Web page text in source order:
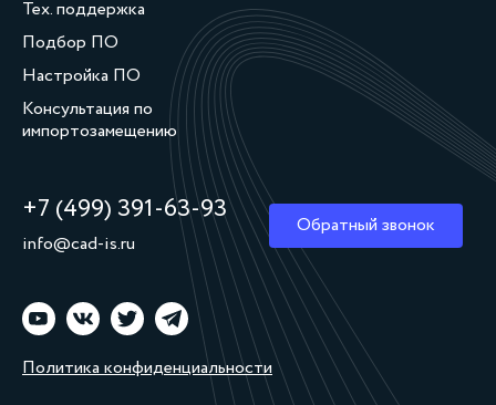
Тех. поддержка
Подбор ПО
Настройка ПО
Консультация по
импортозамещению
+7 (499) 391‑63‑93
Обратный звонок
info@cad-is.ru
Политика конфиденциальности